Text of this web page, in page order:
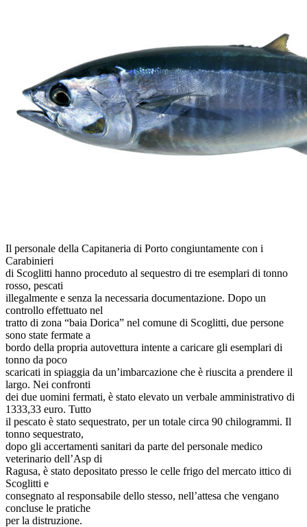
Il personale della Capitaneria di Porto congiuntamente con i
Carabinieri
di Scoglitti hanno proceduto al sequestro di tre esemplari di tonno
rosso, pescati
illegalmente e senza la necessaria documentazione. Dopo un
controllo effettuato nel
tratto di zona “baia Dorica” nel comune di Scoglitti, due persone
sono state fermate a
bordo della propria autovettura intente a caricare gli esemplari di
tonno da poco
scaricati in spiaggia da un’imbarcazione che è riuscita a prendere il
largo. Nei confronti
dei due uomini fermati, è stato elevato un verbale amministrativo di
1333,33 euro. Tutto
il pescato è stato sequestrato, per un totale circa 90 chilogrammi. Il
tonno sequestrato,
dopo gli accertamenti sanitari da parte del personale medico
veterinario dell’Asp di
Ragusa, è stato depositato presso le celle frigo del mercato ittico di
Scoglitti e
consegnato al responsabile dello stesso, nell’attesa che vengano
concluse le pratiche
per la distruzione.